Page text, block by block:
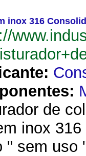
inox 316 Consolid
de
inox
" sem uso